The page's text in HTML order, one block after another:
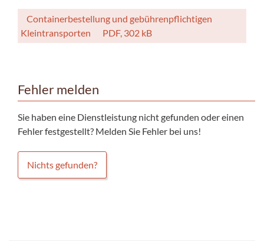
Containerbestellung und gebührenpflichtigen
Kleintransporten
PDF, 302 kB
Fehler melden
Sie haben eine Dienstleistung nicht gefunden oder einen
Fehler festgestellt? Melden Sie Fehler bei uns!
Nichts gefunden?